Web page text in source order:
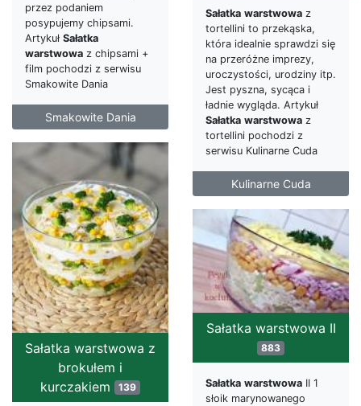
przez podaniem
posypujemy chipsami.
Artykuł Sałatka
warstwowa z chipsami +
film pochodzi z serwisu
Smakowite Dania
Smakowite Dania
Sałatka warstwowa z
tortellini to przekąska,
która idealnie sprawdzi się
na przeróżne imprezy,
uroczystości, urodziny itp.
Jest pyszna, sycąca i
ładnie wygląda. Artykuł
Sałatka warstwowa z
tortellini pochodzi z
serwisu Kulinarne Cuda
Kulinarne Cuda
Sałatka warstwowa z
brokułem i
kurczakiem 139
Sałatka warstwowa II
883
Sałatka warstwowa II 1
słoik marynowanego